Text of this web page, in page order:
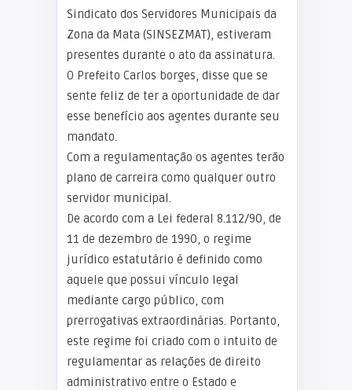
Sindicato dos Servidores Municipais da
Zona da Mata (SINSEZMAT), estiveram
presentes durante o ato da assinatura.
O Prefeito Carlos borges, disse que se
sente feliz de ter a oportunidade de dar
esse benefício aos agentes durante seu
mandato.
Com a regulamentação os agentes terão
plano de carreira como qualquer outro
servidor municipal.
De acordo com a Lei federal 8.112/90, de
11 de dezembro de 1990, o regime
jurídico estatutário é definido como
aquele que possui vínculo legal
mediante cargo público, com
prerrogativas extraordinárias. Portanto,
este regime foi criado com o intuito de
regulamentar as relações de direito
administrativo entre o Estado e